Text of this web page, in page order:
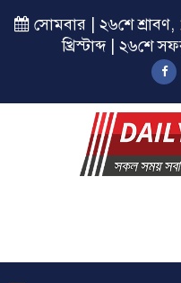
সোমবার | ২৬শে
খ্রিস্টাব্দ | ২৬শে